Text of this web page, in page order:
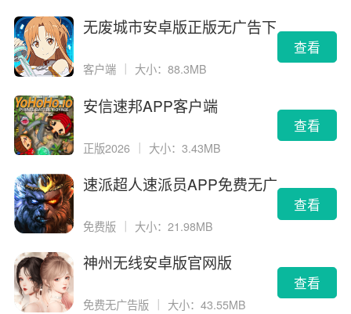
无废城市安卓版正版无广告下
客户端 大小：88.3MB
查看
安信速邦APP客户端
正版2026 ｜ 大小：3.43MB
查看
速派超人速派员APP免费无广
免费版 大小：21.98MB
查看
神州无线安卓版官网版
免费无广告版 大小：43.55MB
查看